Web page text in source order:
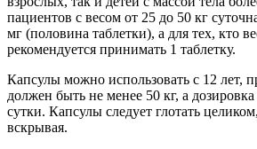
пациентов с весом от 25 до 50 кг
мг (половина таблетки), а для тех, кто
рекомендуется принимать 1 таблетку.
Капсулы можно использовать с 12 лет,
должен быть не менее 50 кг, а дозировка
сутки. Капсулы следует глотать
вскрывая.